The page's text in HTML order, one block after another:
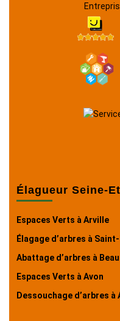
Élagueur Seine-
Espaces Verts à Arville
Élagage d’arbres à
Abattage d’arbres à
Espaces Verts à Avon
Dessouchage d’arbres